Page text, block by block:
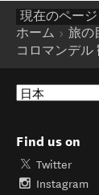
現在のページ
ホーム
旅の
コロマンデル
Find us on
Twitter
Instagram